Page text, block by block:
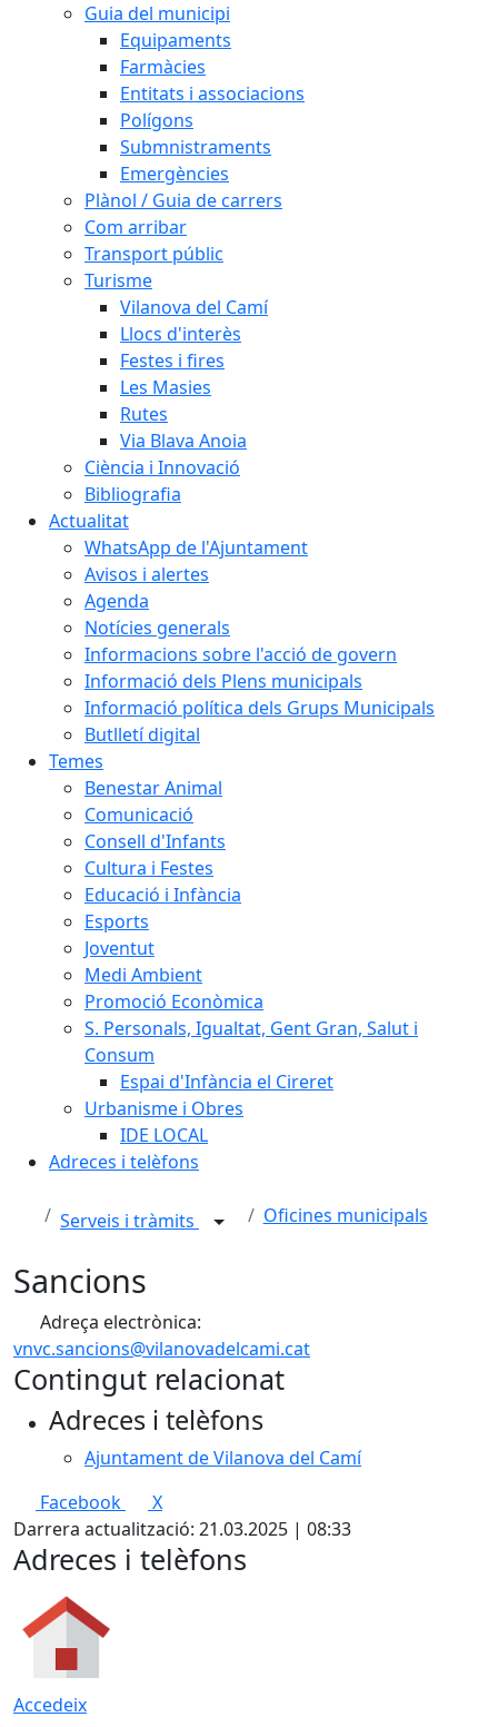
Guia del municipi
Equipaments
Farmàcies
Entitats i associacions
Polígons
Submnistraments
Emergències
Plànol / Guia de carrers
Com arribar
Transport públic
Turisme
Vilanova del Camí
Llocs d'interès
Festes i fires
Les Masies
Rutes
Via Blava Anoia
Ciència i Innovació
Bibliografia
Actualitat
WhatsApp de l'Ajuntament
Avisos i alertes
Agenda
Notícies generals
Informacions sobre l'acció de govern
Informació dels Plens municipals
Informació política dels Grups Municipals
Butlletí digital
Temes
Benestar Animal
Comunicació
Consell d'Infants
Cultura i Festes
Educació i Infància
Esports
Joventut
Medi Ambient
Promoció Econòmica
S. Personals, Igualtat, Gent Gran, Salut i
Consum
Espai d'Infància el Cireret
Urbanisme i Obres
IDE LOCAL
Adreces i telèfons
Serveis i tràmits Oficines municipals
Sancions
Adreça electrònica:
vnvc.sancions@vilanovadelcami.cat
Contingut relacionat
Adreces i telèfons
Ajuntament de Vilanova del Camí
Facebook
X
Darrera actualització: 21.03.2025 | 08:33
Adreces i telèfons
Accedeix